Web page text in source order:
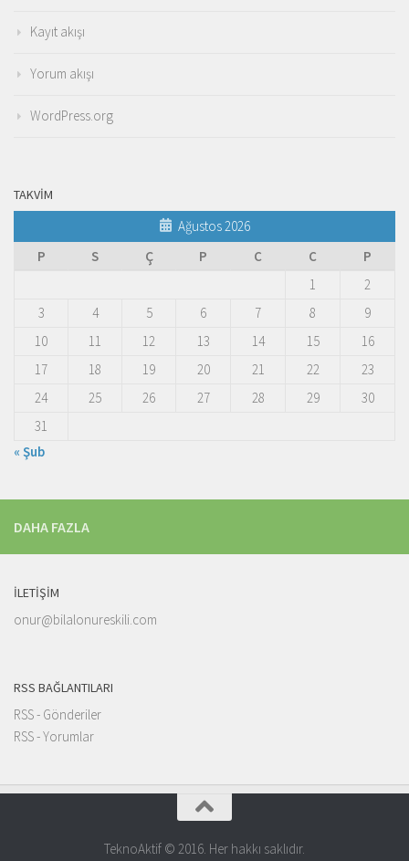
Kayıt akışı
Yorum akışı
WordPress.org
TAKVIM
Ağustos 2026
P
S Ç P C C
P
1
2
3
4 5 6 7 8
9
10
11 12 13 14 15
16
17
18 19 20 21 22
23
24
25 26 27 28 29
30
31
« Şub
DAHA FAZLA
İLETIŞIM
onur@bilalonureskili.com
RSS BAĞLANTILARI
RSS - Gönderiler
RSS - Yorumlar
TeknoAktif © 2016. Her hakkı saklıdır.